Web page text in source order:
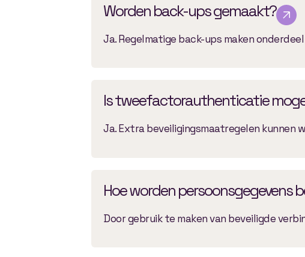
Worden back-ups gemaakt?
Ja. Regelmatige back-ups maken
Is tweefactorauthenticatie
Ja. Extra beveiligingsmaatregelen kunnen
Hoe worden persoonsgegevens
Door gebruik te maken van beveiligde